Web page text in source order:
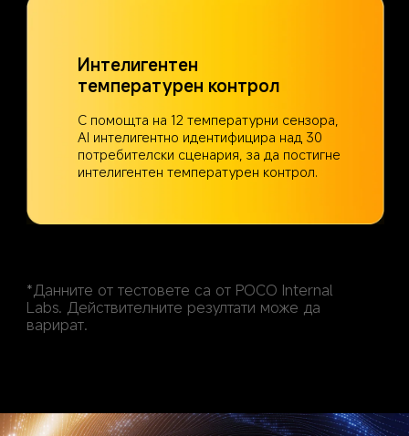
Интелигентен
температурен контрол
С помощта на 12 температурни сензора,
AI интелигентно идентифицира над 30
потребителски сценария, за да постигне
интелигентен температурен контрол.
*Данните от тестовете са от POCO Internal
Labs. Действителните резултати може да
варират.